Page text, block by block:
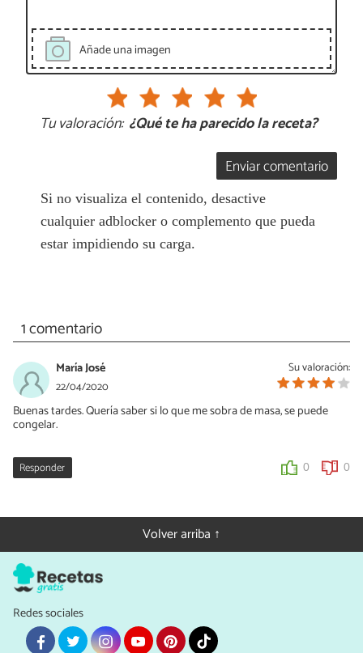
Añade una imagen
Tu valoración: ¿Qué te ha parecido la receta?
Enviar comentario
Si no visualiza el contenido, desactive
cualquier adblocker o complemento que pueda
estar impidiendo su carga.
1 comentario
Su valoración:
María José
22/04/2020
Buenas tardes. Quería saber si lo que me sobra de masa, se puede
congelar.
Responder 0 0
Volver arriba ↑
Redes sociales